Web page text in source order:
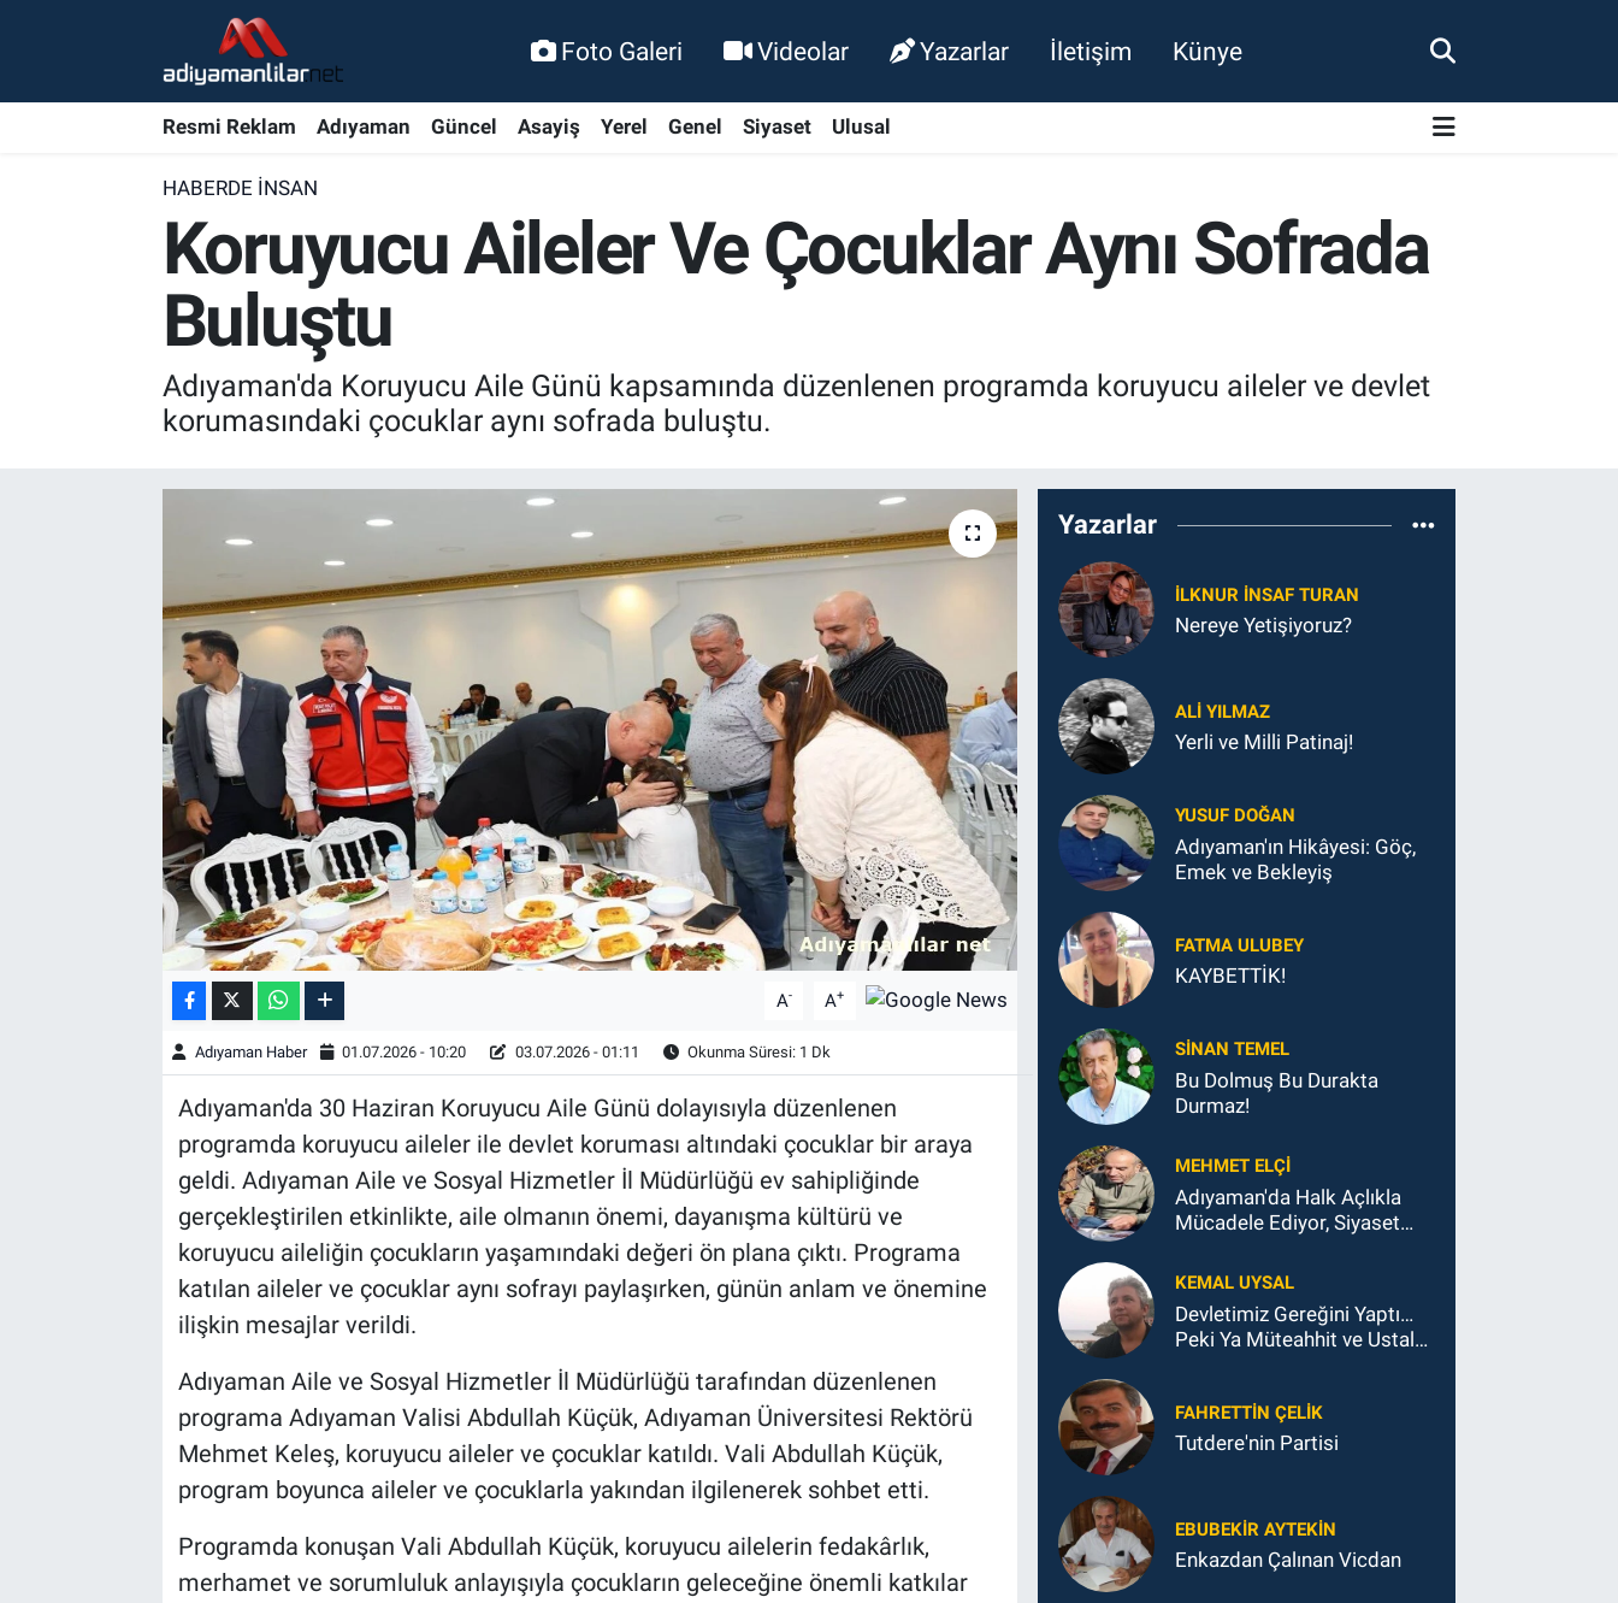
Foto Galeri Videolar Yazarlar İletişim Künye
Resmi Reklam Adıyaman Güncel Asayiş Yerel Genel Siyaset Ulusal
HABERDE İNSAN
Koruyucu Aileler Ve Çocuklar Aynı Sofrada
Buluştu
Adıyaman'da Koruyucu Aile Günü kapsamında düzenlenen programda koruyucu aileler ve devlet
korumasındaki çocuklar aynı sofrada buluştu.
A- A+
Adıyaman Haber 01.07.2026 - 10:20 03.07.2026 - 01:11 Okunma Süresi: 1 Dk
Adıyaman'da 30 Haziran Koruyucu Aile Günü dolayısıyla düzenlenen
programda koruyucu aileler ile devlet koruması altındaki çocuklar bir araya
geldi. Adıyaman Aile ve Sosyal Hizmetler İl Müdürlüğü ev sahipliğinde
gerçekleştirilen etkinlikte, aile olmanın önemi, dayanışma kültürü ve
koruyucu aileliğin çocukların yaşamındaki değeri ön plana çıktı. Programa
katılan aileler ve çocuklar aynı sofrayı paylaşırken, günün anlam ve önemine
ilişkin mesajlar verildi.
Adıyaman Aile ve Sosyal Hizmetler İl Müdürlüğü tarafından düzenlenen
programa Adıyaman Valisi Abdullah Küçük, Adıyaman Üniversitesi Rektörü
Mehmet Keleş, koruyucu aileler ve çocuklar katıldı. Vali Abdullah Küçük,
program boyunca aileler ve çocuklarla yakından ilgilenerek sohbet etti.
Programda konuşan Vali Abdullah Küçük, koruyucu ailelerin fedakârlık,
merhamet ve sorumluluk anlayışıyla çocukların geleceğine önemli katkılar
Yazarlar
İLKNUR İNSAF TURAN
Nereye Yetişiyoruz?
ALI YILMAZ
Yerli ve Milli Patinaj!
YUSUF DOĞAN
Adıyaman'ın Hikâyesi: Göç,
Emek ve Bekleyiş
FATMA ULUBEY
KAYBETTİK!
SINAN TEMEL
Bu Dolmuş Bu Durakta
Durmaz!
MEHMET ELÇI
Adıyaman'da Halk Açlıkla
Mücadele Ediyor, Siyaset
KEMAL UYSAL
Devletimiz Gereğini Yaptı…
Peki Ya Müteahhit ve Ustalar
FAHRETTIN ÇELİK
Tutdere'nin Partisi
EBUBEKIR AYTEKIN
Enkazdan Çalınan Vicdan
Bölge Haberleri
Kültür Sanat
BİLİM VE TEKNOLOJİ
Şambayat Haber
Nöbetçi Eczaneler
Trafik Durumu
Süper Lig Puan Durumu ve Fikstür
Tüm Manşetler